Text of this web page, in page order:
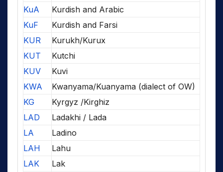
KuA
Kurdish and Arabic
KuF
Kurdish and Farsi
KUR
Kurukh/Kurux
KUT
Kutchi
KUV
Kuvi
KWA
Kwanyama/Kuanyama (dialect of OW)
KG
Kyrgyz /Kirghiz
LAD
Ladakhi / Lada
LA
Ladino
LAH
Lahu
LAK
Lak